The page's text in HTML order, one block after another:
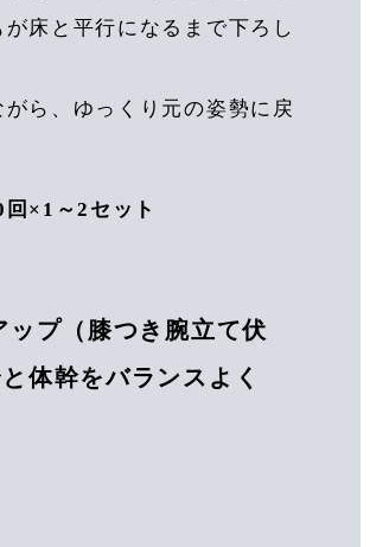
が床と平行になるまで下ろし
がら、ゆっくり元の姿勢に戻
×1～2セット
プ（膝つき腕立て伏
体幹をバランスよく